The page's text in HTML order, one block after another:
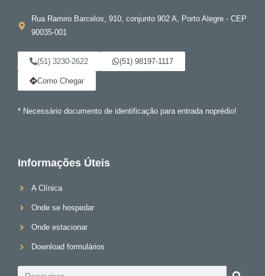
Rua Ramiro Barcelos, 910, conjunto 902 A, Porto Alegre - CEP
90035-001
(51) 3230-2622 (51) 98197-1117
Como Chegar
* Necessário documento de identificação para entrada noprédio!
Informações Úteis
A Clínica
Onde se hospedar
Onde estacionar
Download formulários